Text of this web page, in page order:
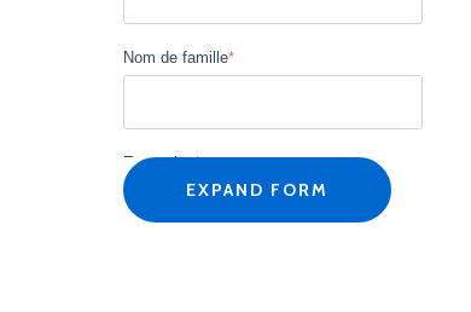
Nom de famille*
Enterprise*
EXPAND FORM